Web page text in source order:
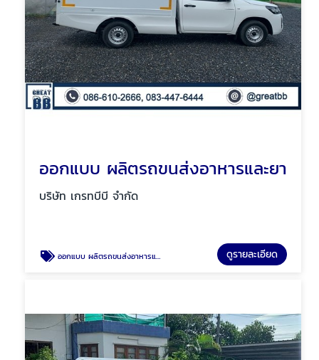
ออกแบบ ผลิตรถขนส่งอาหารและยา
บริษัท เกรทบีบี จำกัด
ออกแบบ ผลิตรถขนส่งอาหารและยา ดูรายละเอียด